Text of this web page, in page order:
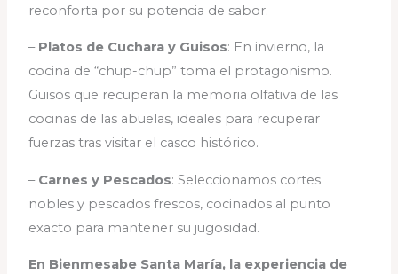
reconforta por su potencia de sabor.
– Platos de Cuchara y Guisos: En invierno, la
cocina de “chup-chup” toma el protagonismo.
Guisos que recuperan la memoria olfativa de las
cocinas de las abuelas, ideales para recuperar
fuerzas tras visitar el casco histórico.
– Carnes y Pescados: Seleccionamos cortes
nobles y pescados frescos, cocinados al punto
exacto para mantener su jugosidad.
En Bienmesabe Santa María, la experiencia de